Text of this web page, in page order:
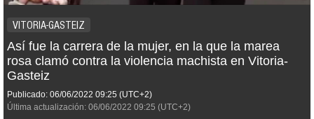
VITORIA-GASTEIZ
Así fue la carrera de la mujer, en la que la marea
rosa clamó contra la violencia machista en Vitoria-
Gasteiz
Publicado: 06/06/2022 09:25 (UTC+2)
Última actualización: 06/06/2022 09:25 (UTC+2)